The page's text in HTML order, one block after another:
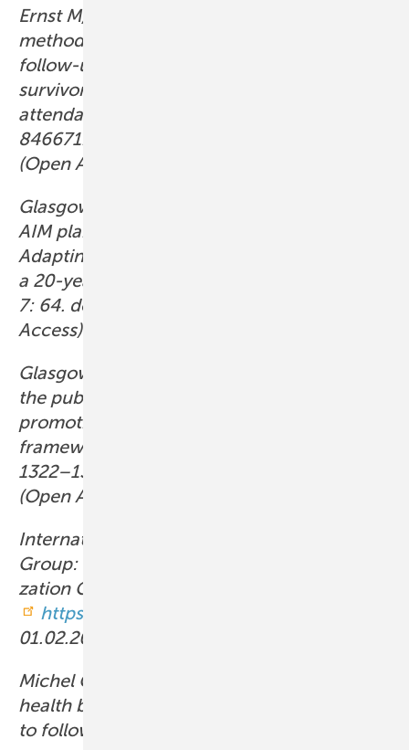
Ernst M, Brähler E, Faber J et al.: A mixed-
methods investigation of medical
follow-up in long-term childhood cancer
survivors: What are the reasons for non-
attendance? Front Psychol 2022; 13:
846671. doi:10.3389/fpsyg.2022.846671
(Open Access).
Glasgow RE, Harden SM, Gaglio B et al.: RE-
AIM planning and evaluation framework:
Adapting to new science and practice with
a 20-year review. Front Public Health 2019;
7: 64. doi:10.3389/fpubh.2019.00064 (Open
Access).
Glasgow RE, Vogt TM, Boles SM: Evaluating
the public health impact of health
promotion interventions: the RE-AIM
framework. Am J Public Health 1999; 89:
1322–1327. doi:10.2105/ajph.89.9.1322
(Open Access).
International Guideline Harmonization
Group: International Guideline Harmoni­
zation Group 2024.
https://www.ighg.org/
01.02.2025).
Michel G, Kuehni CE, Rebholz CE et al.: Can
health beliefs help in explaining attendance
to follow-up care? The Swiss childhood